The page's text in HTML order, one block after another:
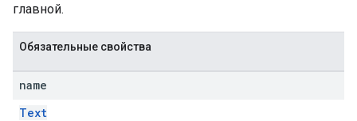
главной.
Обязательные свойства
name
Text